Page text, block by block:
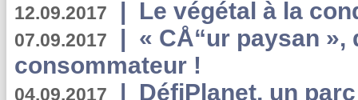
12.09.2017 | Le végétal à la
07.09.2017 | « CÅ“ur paysan
consommateur !
04.09.2017 | DéfiPlanet, un